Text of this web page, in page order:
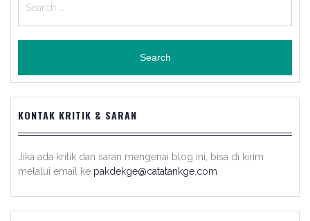
for:
KONTAK KRITIK & SARAN
Jika ada kritik dan saran mengenai blog ini, bisa di kirim
melalui email ke pakdekge@catatankge.com